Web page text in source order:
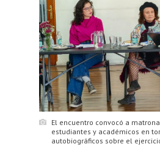
El encuentro convocó a
estudiantes y académicos en
autobiográficos sobre el